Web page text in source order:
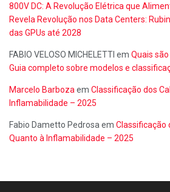
800V DC: A Revolução Elétrica que
Revela Revolução nos Data Centers:
das GPUs até 2028
FABIO VELOSO MICHELETTI em Quais
Guia completo sobre modelos e
Marcelo Barboza em Classificação dos
Inflamabilidade – 2025
Fabio Dametto Pedrosa em Classificação
Quanto à Inflamabilidade – 2025